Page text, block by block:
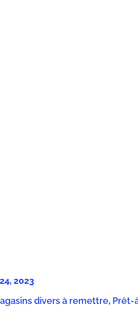
2023
divers à remettre, Prêt-